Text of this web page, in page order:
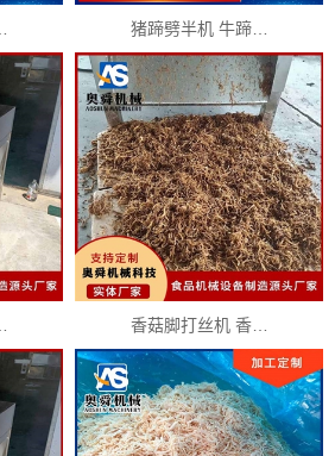
猪蹄劈半机 牛蹄…
香菇脚打丝机 香…